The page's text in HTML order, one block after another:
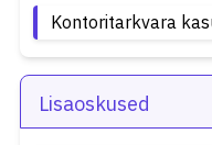
Kontoritarkvara
Lisaoskused